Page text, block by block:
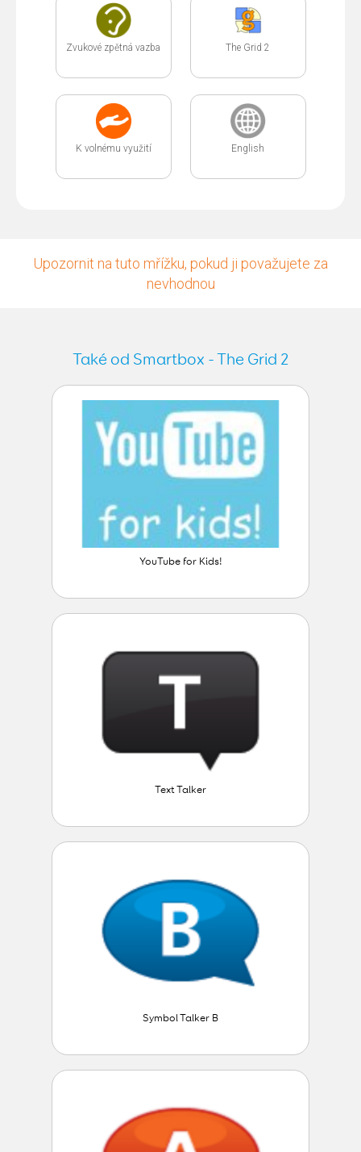
Zvukové zpětná vazba The Grid 2
K volnému využití English
Upozornit na tuto mřížku, pokud ji považujete za
nevhodnou
Také od Smartbox - The Grid 2
YouTube for Kids!
Text Talker
Symbol Talker B